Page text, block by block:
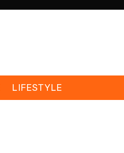
LIFESTYLE